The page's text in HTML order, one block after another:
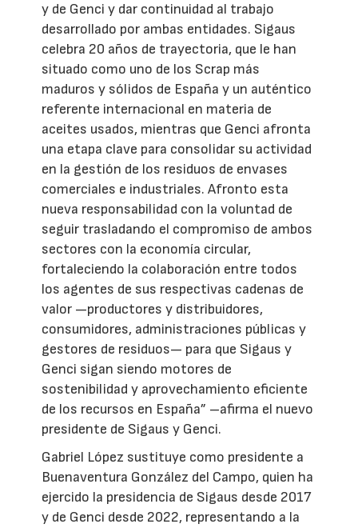
y de Genci y dar continuidad al trabajo
desarrollado por ambas entidades. Sigaus
celebra 20 años de trayectoria, que le han
situado como uno de los Scrap más
maduros y sólidos de España y un auténtico
referente internacional en materia de
aceites usados, mientras que Genci afronta
una etapa clave para consolidar su actividad
en la gestión de los residuos de envases
comerciales e industriales. Afronto esta
nueva responsabilidad con la voluntad de
seguir trasladando el compromiso de ambos
sectores con la economía circular,
fortaleciendo la colaboración entre todos
los agentes de sus respectivas cadenas de
valor —productores y distribuidores,
consumidores, administraciones públicas y
gestores de residuos— para que Sigaus y
Genci sigan siendo motores de
sostenibilidad y aprovechamiento eficiente
de los recursos en España” –afirma el nuevo
presidente de Sigaus y Genci.
Gabriel López sustituye como presidente a
Buenaventura González del Campo, quien ha
ejercido la presidencia de Sigaus desde 2017
y de Genci desde 2022, representando a la